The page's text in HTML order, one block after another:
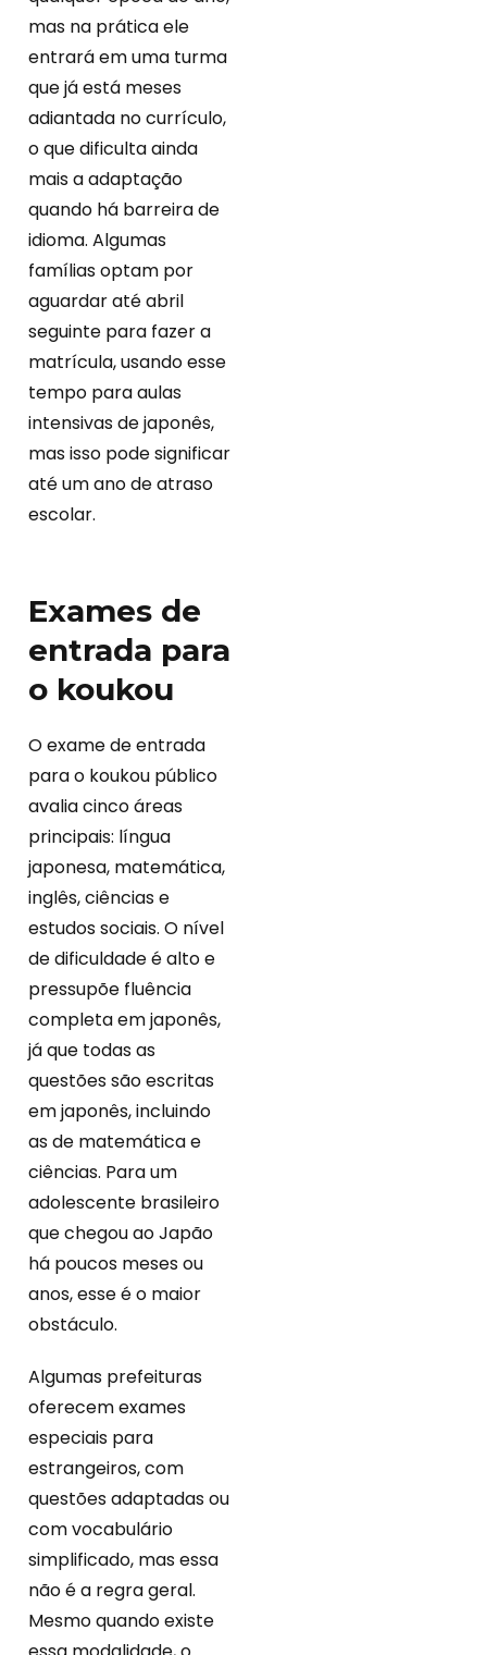
mas na prática ele
entrará em uma turma
que já está meses
adiantada no currículo,
o que dificulta ainda
mais a adaptação
quando há barreira de
idioma. Algumas
famílias optam por
aguardar até abril
seguinte para fazer a
matrícula, usando esse
tempo para aulas
intensivas de japonês,
mas isso pode significar
até um ano de atraso
escolar.
Exames de
entrada para
o koukou
O exame de entrada
para o koukou público
avalia cinco áreas
principais: língua
japonesa, matemática,
inglês, ciências e
estudos sociais. O nível
de dificuldade é alto e
pressupõe fluência
completa em japonês,
já que todas as
questões são escritas
em japonês, incluindo
as de matemática e
ciências. Para um
adolescente brasileiro
que chegou ao Japão
há poucos meses ou
anos, esse é o maior
obstáculo.
Algumas prefeituras
oferecem exames
especiais para
estrangeiros, com
questões adaptadas ou
com vocabulário
simplificado, mas essa
não é a regra geral.
Mesmo quando existe